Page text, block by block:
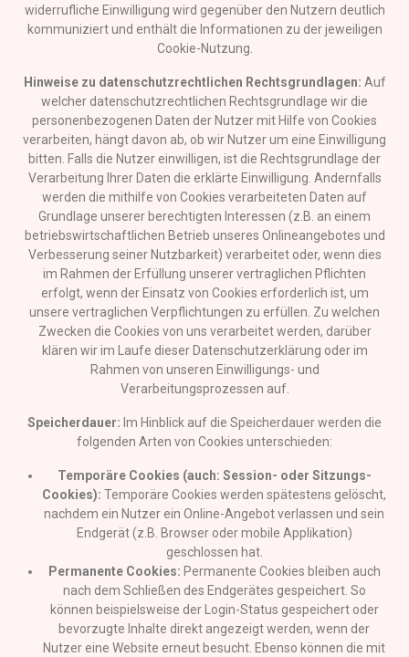
widerrufliche Einwilligung wird gegenüber den Nutzern deutlich
kommuniziert und enthält die Informationen zu der jeweiligen
Cookie-Nutzung.
Hinweise zu datenschutzrechtlichen Rechtsgrundlagen: Auf
welcher datenschutzrechtlichen Rechtsgrundlage wir die
personenbezogenen Daten der Nutzer mit Hilfe von Cookies
verarbeiten, hängt davon ab, ob wir Nutzer um eine Einwilligung
bitten. Falls die Nutzer einwilligen, ist die Rechtsgrundlage der
Verarbeitung Ihrer Daten die erklärte Einwilligung. Andernfalls
werden die mithilfe von Cookies verarbeiteten Daten auf
Grundlage unserer berechtigten Interessen (z.B. an einem
betriebswirtschaftlichen Betrieb unseres Onlineangebotes und
Verbesserung seiner Nutzbarkeit) verarbeitet oder, wenn dies
im Rahmen der Erfüllung unserer vertraglichen Pflichten
erfolgt, wenn der Einsatz von Cookies erforderlich ist, um
unsere vertraglichen Verpflichtungen zu erfüllen. Zu welchen
Zwecken die Cookies von uns verarbeitet werden, darüber
klären wir im Laufe dieser Datenschutzerklärung oder im
Rahmen von unseren Einwilligungs- und
Verarbeitungsprozessen auf.
Speicherdauer: Im Hinblick auf die Speicherdauer werden die
folgenden Arten von Cookies unterschieden:
Temporäre Cookies (auch: Session- oder Sitzungs-
Cookies): Temporäre Cookies werden spätestens gelöscht,
nachdem ein Nutzer ein Online-Angebot verlassen und sein
Endgerät (z.B. Browser oder mobile Applikation)
geschlossen hat.
Permanente Cookies: Permanente Cookies bleiben auch
nach dem Schließen des Endgerätes gespeichert. So
können beispielsweise der Login-Status gespeichert oder
bevorzugte Inhalte direkt angezeigt werden, wenn der
Nutzer eine Website erneut besucht. Ebenso können die mit